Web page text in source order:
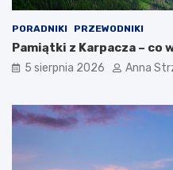
PORADNIKI PRZEWODNIKI
Pamiątki z Karpacza – co
5 sierpnia 2026 Anna